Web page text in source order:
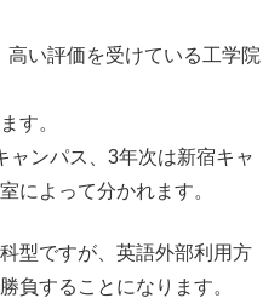
い評価を受けている工学院
す。
ャンパス、3年次は新宿キャ
によって分かれます。
型ですが、英語外部利用方
負することになります。